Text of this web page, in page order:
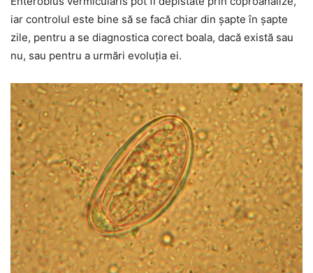
iar controlul este bine să se facă chiar din șapte în șapte
zile, pentru a se diagnostica corect boala, dacă există sau
nu, sau pentru a urmări evoluția ei.